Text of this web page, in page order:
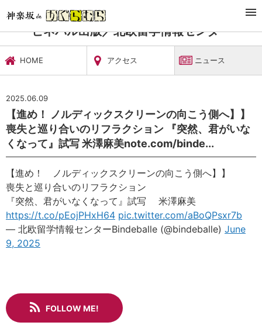
習い事・稽古 ビネバル出版／北欧留学情報センター ニュース
ビネバル出版／北欧留学情報センター
HOME アクセス ニュース
2025.06.09
【進め！ ノルディックスクリーンの向こう側へ】】
喪失と巡り合いのリフラクション 『突然、君がいな
くなって』試写 米澤麻美note.com/binde...
【進め！ ノルディックスクリーンの向こう側へ】】
喪失と巡り合いのリフラクション
『突然、君がいなくなって』試写 米澤麻美
https://t.co/pEojPHxH64 pic.twitter.com/aBoQPsxr7b
— 北欧留学情報センターBindeballe (@bindeballe) June
9, 2025
FOLLOW ME!